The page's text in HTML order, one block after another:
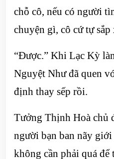
chỗ cô, nếu có người
chuyện gì, cô cứ tự sắp
“Được.” Khi Lạc Kỳ
Nguyệt Như đã quen
định thay sếp rồi.
Tưởng Thịnh Hoà chủ
người bạn ban nãy
không cần phải quá